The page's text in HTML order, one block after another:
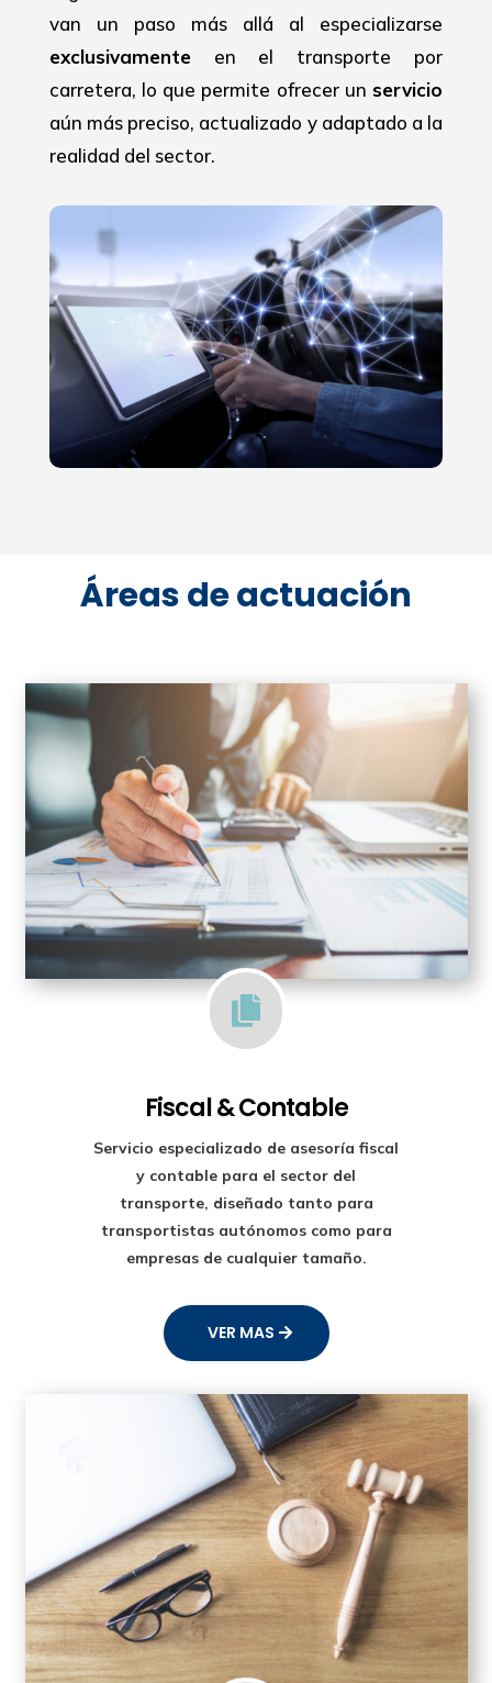
van un paso más allá al especializarse
exclusivamenteen el transporte por
carretera, lo que permite ofrecer unservicio
aún más preciso, actualizado y adaptado a la
realidad del sector.
Áreas de actuación

Fiscal & Contable
Servicio especializado de asesoría fiscal
y contable para el sector del
transporte, diseñado tanto para
transportistas autónomos como para
empresas de cualquier tamaño.
VER MAS